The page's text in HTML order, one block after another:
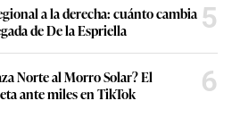
a la derecha: cuánto cambia
de De la Espriella
5
Norte al Morro Solar? El
ante miles en TikTok
6